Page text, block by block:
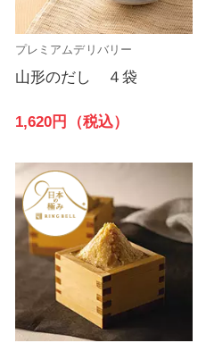
プレミアムデリバリー
山形のだし ４袋
1,620円（税込）